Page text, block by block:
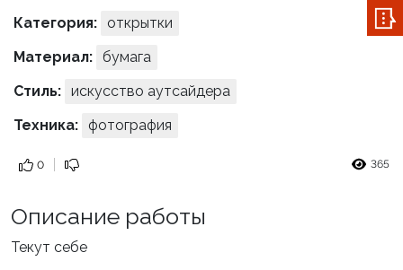
Категория: открытки
Материал: бумага
Стиль: искусство аутсайдера
Техника: фотография
0 365
Описание работы
Текут себе